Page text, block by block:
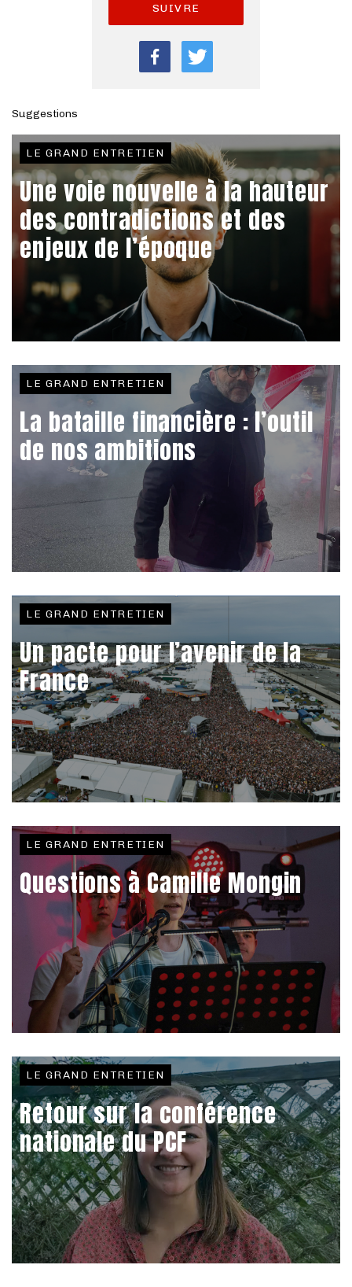
SUIVRE
Suggestions
LE GRAND ENTRETIEN
Une voie nouvelle à la hauteur
des contradictions et des
enjeux de l’époque
LE GRAND ENTRETIEN
La bataille financière : l’outil
de nos ambitions
LE GRAND ENTRETIEN
Un pacte pour l’avenir de la
France
LE GRAND ENTRETIEN
Questions à Camille Mongin
LE GRAND ENTRETIEN
Retour sur la conférence
nationale du PCF